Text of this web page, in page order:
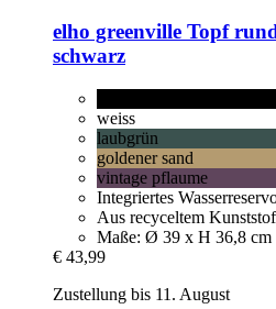
elho greenville Topf
schwarz
weiss
laubgrün
goldener sand
vintage pflaume
Integriertes
Aus recyceltem
Maße: Ø 39 x H 36,8 cm
€ 43,99
Zustellung bis 11. August